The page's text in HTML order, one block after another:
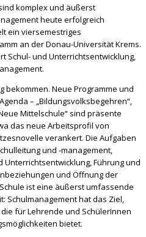
komplex und äußerst
heute erfolgreich
ein viersemestriges
an der Donau-Universität Krems.
Schul- und Unterrichtsentwicklung,
bekommen. Neue Programme und
– „Bildungsvolksbegehren“,
Mittelschule“ sind präsente
das neue Arbeitsprofil von
verankert. Die Aufgaben
und -management,
Unterrichtsentwicklung, Führung und
und Öffnung der
ist eine äußerst umfassende
Schulmanagement hat das Ziel,
für Lehrende und SchülerInnen
bietet.